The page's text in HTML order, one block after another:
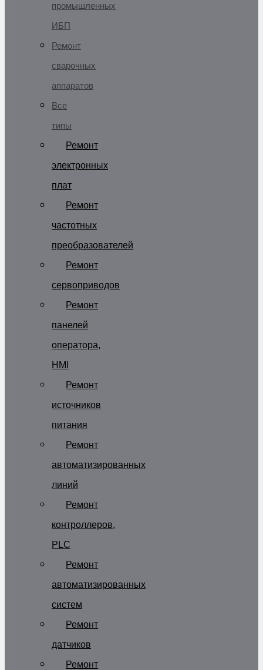
промышленных
ИБП
Ремонт
сварочных
аппаратов
Все
типы
Ремонт
электронных
плат
Ремонт
частотных
преобразователей
Ремонт
сервоприводов
Ремонт
панелей
оператора,
HMI
Ремонт
источников
питания
Ремонт
автоматизированных
линий
Ремонт
контроллеров,
PLC
Ремонт
автоматизированных
систем
Ремонт
датчиков
Ремонт